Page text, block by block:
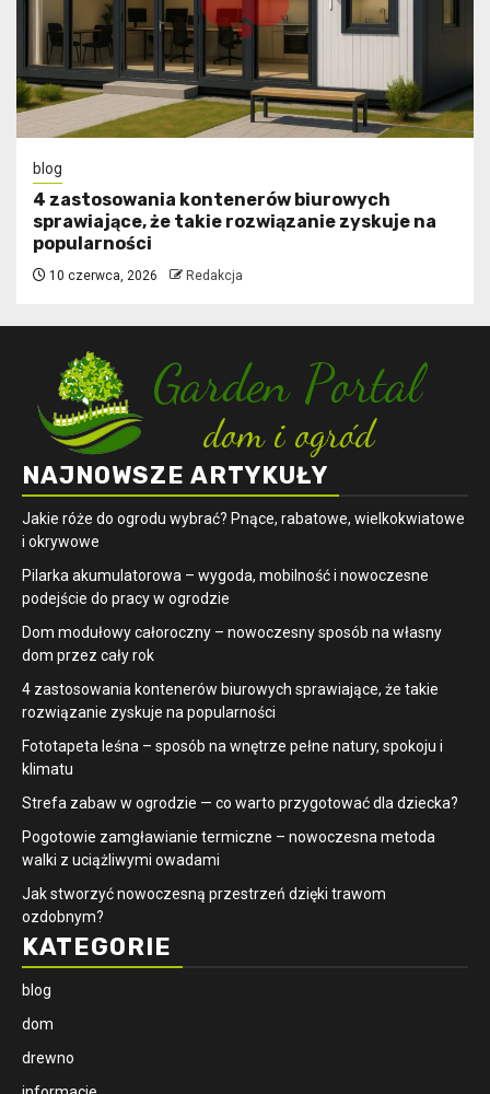
blog
4 zastosowania kontenerów biurowych
sprawiające, że takie rozwiązanie zyskuje na
popularności
10 czerwca, 2026 Redakcja
NAJNOWSZE ARTYKUŁY
Jakie róże do ogrodu wybrać? Pnące, rabatowe, wielkokwiatowe
i okrywowe
Pilarka akumulatorowa – wygoda, mobilność i nowoczesne
podejście do pracy w ogrodzie
Dom modułowy całoroczny – nowoczesny sposób na własny
dom przez cały rok
4 zastosowania kontenerów biurowych sprawiające, że takie
rozwiązanie zyskuje na popularności
​Fototapeta leśna – sposób na wnętrze pełne natury, spokoju i
klimatu
Strefa zabaw w ogrodzie — co warto przygotować dla dziecka?
Pogotowie zamgławianie termiczne – nowoczesna metoda
walki z uciążliwymi owadami
Jak stworzyć nowoczesną przestrzeń dzięki trawom
ozdobnym?
KATEGORIE
blog
dom
drewno